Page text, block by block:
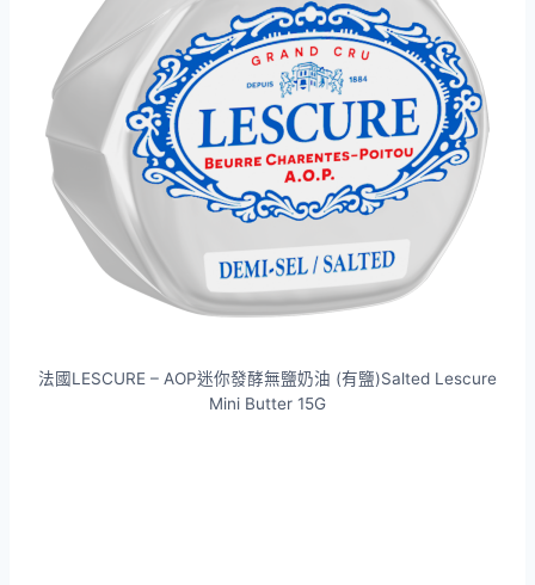
法國LESCURE – AOP迷你發酵無鹽奶油 (有鹽)Salted Lescure
Mini Butter 15G